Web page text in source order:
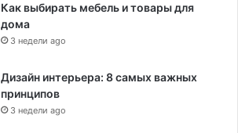
Как выбирать мебель и товары для
дома
3 недели ago
Дизайн интерьера: 8 самых важных
принципов
3 недели ago